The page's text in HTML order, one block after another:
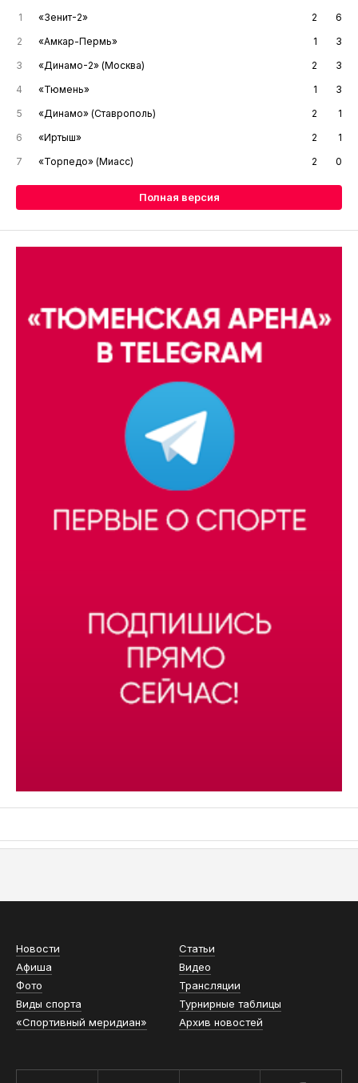
1 «Зенит-2» 2
6
2
«Амкар-Пермь» 1
3
3
«Динамо-2» (Москва) 2
3
4
«Тюмень» 1
3
5
«Динамо» (Ставрополь) 2
1
6
«Иртыш» 2
1
7
«Торпедо» (Миасс) 2 0
Полная версия
Новости
Статьи
Афиша
Видео
Фото
Трансляции
Виды спорта
Турнирные таблицы
«Спортивный меридиан»
Архив новостей